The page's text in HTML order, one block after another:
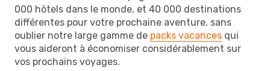
000 hôtels dans le monde, et 40 000 destinations
différentes pour votre prochaine aventure, sans
oublier notre large gamme de packs vacances qui
vous aideront à économiser considérablement sur
vos prochains voyages.